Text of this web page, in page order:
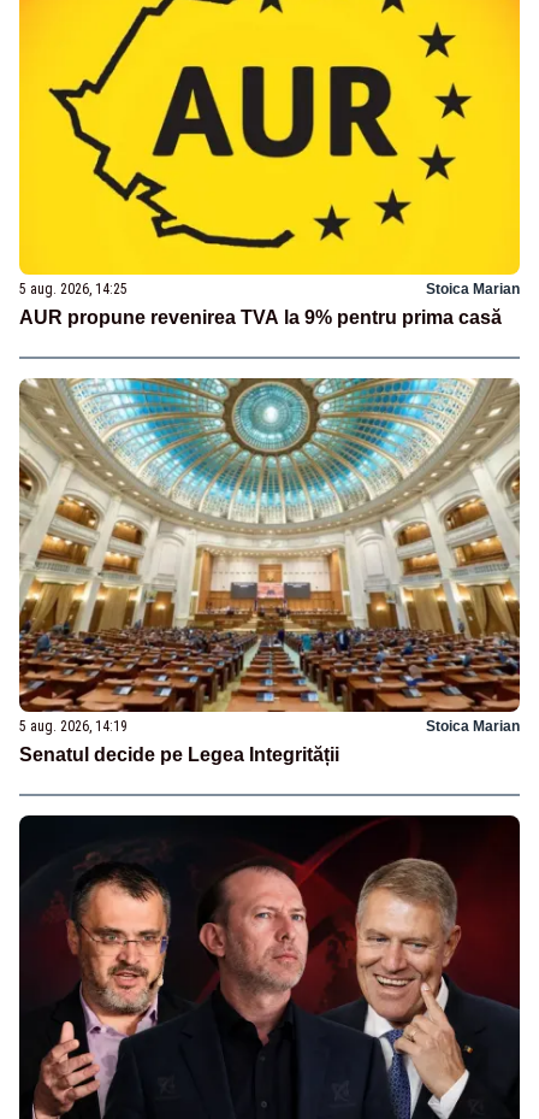
5 aug. 2026, 14:25 Stoica Marian
AUR propune revenirea TVA la 9% pentru prima casă
5 aug. 2026, 14:19 Stoica Marian
Senatul decide pe Legea Integrității